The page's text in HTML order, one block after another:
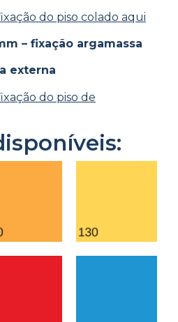
do piso colado aqui
– fixação argamassa
externa
do piso de